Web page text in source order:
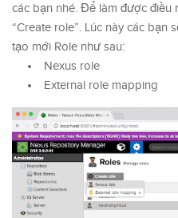
các bạn nhé. Để làm được điều
“Create role”. Lúc này các bạn
tạo mới Role như sau:
Nexus role
External role mapping